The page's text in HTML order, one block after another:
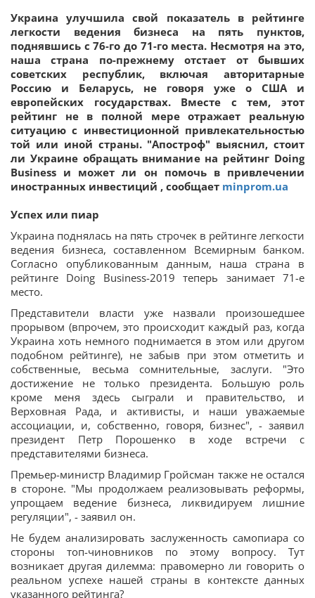
Украина улучшила свой показатель в рейтинге
легкости ведения бизнеса на пять пунктов,
поднявшись с 76-го до 71-го места. Несмотря на это,
наша страна по-прежнему отстает от бывших
советских республик, включая авторитарные
Россию и Беларусь, не говоря уже о США и
европейских государствах. Вместе с тем, этот
рейтинг не в полной мере отражает реальную
ситуацию с инвестиционной привлекательностью
той или иной страны. "Апостроф" выяснил, стоит
ли Украине обращать внимание на рейтинг Doing
Business и может ли он помочь в привлечении
иностранных инвестиций , сообщает minprom.ua
Успех или пиар
Украина поднялась на пять строчек в рейтинге легкости
ведения бизнеса, составленном Всемирным банком.
Согласно опубликованным данным, наша страна в
рейтинге Doing Business-2019 теперь занимает 71-е
место.
Представители власти уже назвали произошедшее
прорывом (впрочем, это происходит каждый раз, когда
Украина хоть немного поднимается в этом или другом
подобном рейтинге), не забыв при этом отметить и
собственные, весьма сомнительные, заслуги. "Это
достижение не только президента. Большую роль
кроме меня здесь сыграли и правительство, и
Верховная Рада, и активисты, и наши уважаемые
ассоциации, и, собственно, говоря, бизнес", - заявил
президент Петр Порошенко в ходе встречи с
представителями бизнеса.
Премьер-министр Владимир Гройсман также не остался
в стороне. "Мы продолжаем реализовывать реформы,
упрощаем ведение бизнеса, ликвидируем лишние
регуляции", - заявил он.
Не будем анализировать заслуженность самопиара со
стороны топ-чиновников по этому вопросу. Тут
возникает другая дилемма: правомерно ли говорить о
реальном успехе нашей страны в контексте данных
указанного рейтинга?